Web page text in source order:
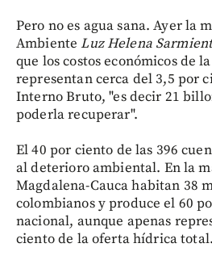
Pero no es agua sana. Ayer la
AmbienteLuz Helena
que los costos económicos de
representan cerca del 3,5 por
Interno Bruto, "es decir 21
poderla recuperar".
El 40 por ciento de las 396
al deterioro ambiental. En la
Magdalena-Cauca habitan 38
colombianos y produce el 60
nacional, aunque apenas
ciento de la oferta hídrica total.